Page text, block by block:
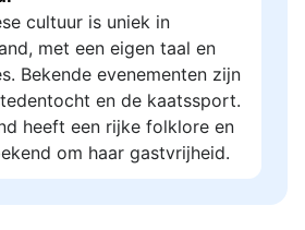
cultuur is uniek in
met een eigen taal en
Bekende evenementen zijn
en de kaatssport.
heeft een rijke folklore en
om haar gastvrijheid.